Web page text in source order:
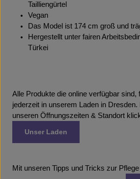
Tailliengürtel
Vegan
Das Model ist 174 cm groß und
Hergestellt unter fairen
Türkei
Alle Produkte die online verfügbar sind,
jederzeit in unserem Laden in
unseren Öffnungszeiten & Standort
Unser Laden
Mit unseren Tipps und Tricks zur